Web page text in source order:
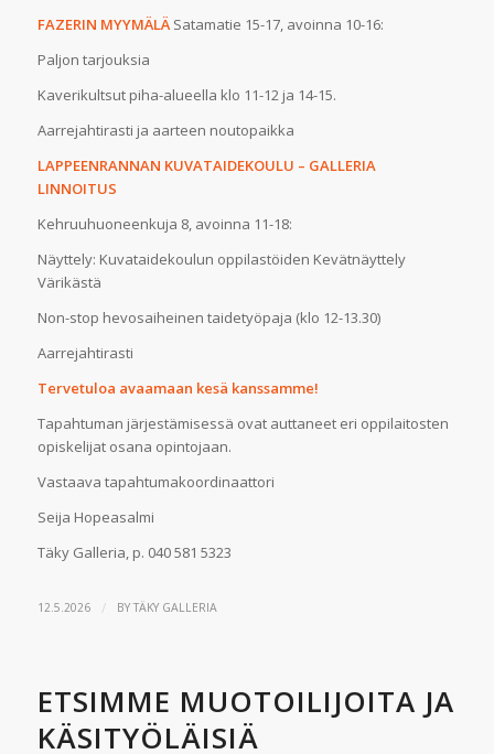
FAZERIN MYYMÄLÄSatamatie 15-17, avoinna 10-16:
Paljon tarjouksia
Kaverikultsut piha-alueella klo 11-12 ja 14-15.
Aarrejahtirasti ja aarteen noutopaikka
LAPPEENRANNAN KUVATAIDEKOULU – GALLERIA
LINNOITUS
Kehruuhuoneenkuja 8, avoinna 11-18:
Näyttely: Kuvataidekoulun oppilastöiden Kevätnäyttely
Värikästä
Non-stop hevosaiheinen taidetyöpaja (klo 12-13.30)
Aarrejahtirasti
Tervetuloa avaamaan kesä kanssamme!
Tapahtuman järjestämisessä ovat auttaneet eri oppilaitosten
opiskelijat osana opintojaan.
Vastaava tapahtumakoordinaattori
Seija Hopeasalmi
Täky Galleria, p. 040 581 5323
12.5.2026 / BYTÄKY GALLERIA
ETSIMME MUOTOILIJOITA JA
KÄSITYÖLÄISIÄ